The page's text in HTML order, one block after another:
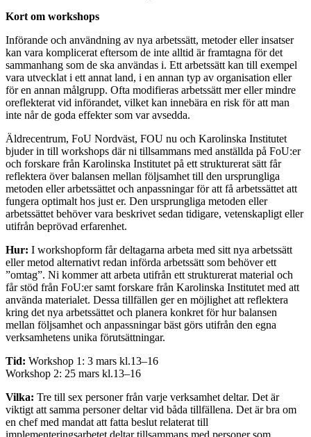
Kort om workshops
Införande och användning av nya arbetssätt, metoder eller insatser
kan vara komplicerat eftersom de inte alltid är framtagna för det
sammanhang som de ska användas i. Ett arbetssätt kan till exempel
vara utvecklat i ett annat land, i en annan typ av organisation eller
för en annan målgrupp. Ofta modifieras arbetssätt mer eller mindre
oreflekterat vid införandet, vilket kan innebära en risk för att man
inte når de goda effekter som var avsedda.
Äldrecentrum, FoU Nordväst, FOU nu och Karolinska Institutet
bjuder in till workshops där ni tillsammans med anställda på FoU:er
och forskare från Karolinska Institutet på ett strukturerat sätt får
reflektera över balansen mellan följsamhet till den ursprungliga
metoden eller arbetssättet och anpassningar för att få arbetssättet att
fungera optimalt hos just er. Den ursprungliga metoden eller
arbetssättet behöver vara beskrivet sedan tidigare, vetenskapligt eller
utifrån beprövad erfarenhet.
Hur: I workshopform får deltagarna arbeta med sitt nya arbetssätt
eller metod alternativt redan införda arbetssätt som behöver ett
”omtag”. Ni kommer att arbeta utifrån ett strukturerat material och
får stöd från FoU:er samt forskare från Karolinska Institutet med att
använda materialet. Dessa tillfällen ger en möjlighet att reflektera
kring det nya arbetssättet och planera konkret för hur balansen
mellan följsamhet och anpassningar bäst görs utifrån den egna
verksamhetens unika förutsättningar.
Tid: Workshop 1: 3 mars kl.13–16
Workshop 2: 25 mars kl.13–16
Vilka: Tre till sex personer från varje verksamhet deltar. Det är
viktigt att samma personer deltar vid båda tillfällena. Det är bra om
en chef med mandat att fatta beslut relaterat till